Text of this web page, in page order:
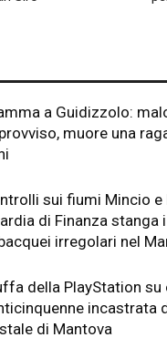
a Guidizzolo:
muore una
sui fiumi Mincio e
di Finanza stanga
irregolari nel
della PlayStation su
incastrata
di Mantova